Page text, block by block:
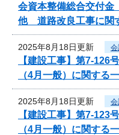
会資本整備総合交付金
他 道路改良工事に関
2025年8月18日更新
【建設工事】第7-126
（4月一般）に関する
2025年8月18日更新
【建設工事】第7-123
（4月一般）に関する